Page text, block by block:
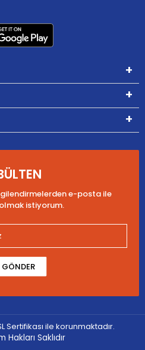
e-posta ile
istiyorum.
GÖNDER
Sertifikası ile korunmaktadır.
Hakları Saklıdır